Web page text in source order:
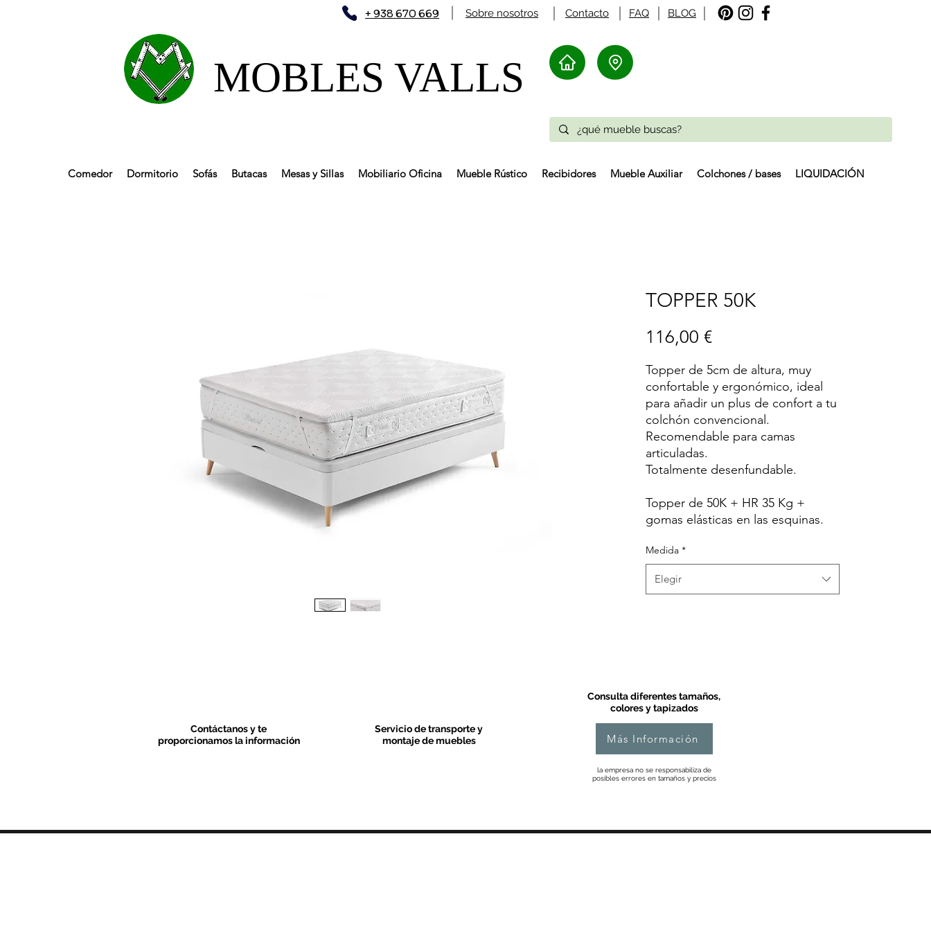
Sobre nosotros FAQ
+ 938 670 669 Contacto BLOG
MOBLES VALLS​
Comedor Dormitorio Sofás Butacas Mesas y Sillas Mobiliario Oficina Mueble Rústico Recibidores Mueble Auxiliar Colchones / bases LIQUIDACIÓN
TOPPER 50K
116,00 €Precio
Topper de 5cm de altura, muy
confortable y ergonómico, ideal
para añadir un plus de confort a tu
colchón convencional.
Recomendable para camas
articuladas.
Totalmente desenfundable.
Topper de 50K + HR 35 Kg +
gomas elásticas en las esquinas.
Medida *
Elegir
Consulta diferentes tamaños,
colores y tapizados
Contáctanos y te
proporcionamos la información
Servicio de transporte y
montaje de muebles
Más Información
la empresa no se responsabiliza de
posibles errores en tamaños y precios